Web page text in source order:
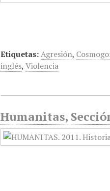
Etiquetas:Agresión,
inglés,Violencia
Humanitas,